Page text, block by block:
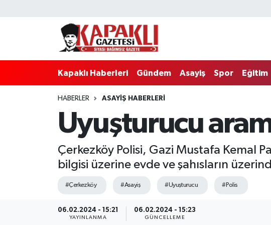
Kapaklı Haberleri Gündem Asayiş Spor Eğitim
HABERLER ASAYIŞ HABERLERI
Uyuşturucu
Çerkezköy Polisi, Gazi Mustafa Kemal
bilgisi üzerine evde ve şahısların
#Çerkezköy #Asayiş #Uyuşturucu #Polis
06.02.2024 - 15:21
YAYINLANMA
06.02.2024 - 15:23
GÜNCELLEME
Kapaklı Haberleri
Tekirdağ Nöbetçi Eczaneler
Tekirdağ Trafik Yoğunluk Haritası
Süper Lig Puan Durumu ve Fikstür
Tüm Manşetler
Haber Arşivi